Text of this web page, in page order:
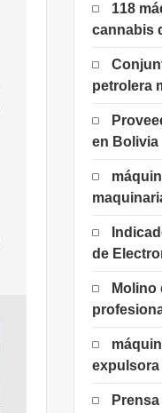
118
cannabis
petrolera
en Bolivia
de
Molino
expulsora